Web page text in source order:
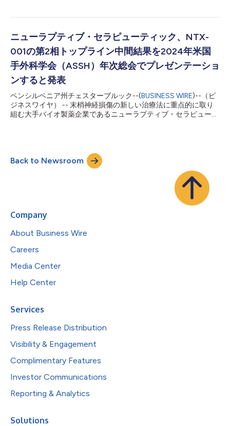
製薬、ヘルスケア業界で幅広い国際経験を積んできた経営幹部で
発・商業化戦略を支えるため、戦略的な助言を行い、業界で培っ
た専門知識を生かします。 ウインバーグは2017～2024年にX-
Vax Technology, Inc.のCEOを務め、それ以前は2008～2014年
にルンドベックのCEOを務めました。2002～2008年にはワイ
スの経営委員会のメンバーを務め、この間、2002～2005年には
ワイス・コンシューマー・ヘルスケアのワールドワイドプレジデ
ントを、2008年にワイスがファイザーに買収されるまで欧州・
中東・アフリカ地域担当プレジデントを務めました。 ウインバ
ーグは、ベルギーのブリュッセルに本社を置くグローバルバイ...
ニューラプティブ・セラピューティック、NTX-
001の第2相トップライン中間結果を2024年米国
手外科学会（ASSH）年次総会でプレゼンテーショ
ンすると発表
ペンシルベニア州チェスターブルック--(BUSINESS WIRE)--（ビ
ジネスワイヤ） -- 末梢神経損傷の新しい治療法に重点的に取り
組む大手バイオ製薬企業であるニューラプティブ・セラピューテ
ゼンテーションする予定であることを発表しました。急性単一切
断末梢神経損傷の治療におけるNTX-001の安全性と有効性：第2
相無作為化対照試験と題された発表は、トップ10ベストペーパー
に選ばれ、9月19日（木）の学術論文セッションでワシントン大
学のデビッド・ブローガン博士により発表されます。 本プレゼ
ンテーションでは、急性期の単一離断の上肢末梢神経損傷患者を
対象にNTX-001の安全性と有効性を評価するNEUROFUSE試験の
24週間の分析の中間結果が発表されます。NTX-001は、標準的
るように設計された薬物と医療機器を組み合わせたものです。こ
Back to Newsroom
Company
About Business Wire
Careers
Media Center
Help Center
Services
Press Release Distribution
Visibility & Engagement
Complimentary Features
Investor Communications
Reporting & Analytics
Solutions